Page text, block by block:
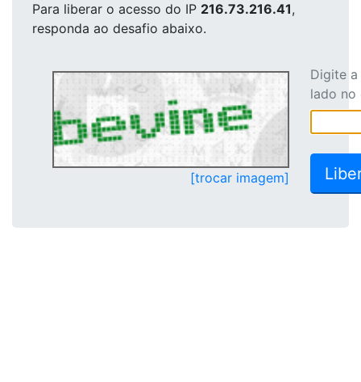
Para liberar o acesso do IP 216.73.216.41,
responda ao desafio abaixo.
[trocar imagem]
Digite
lado no